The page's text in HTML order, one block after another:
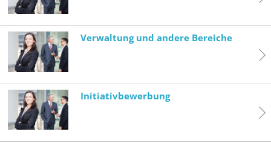
Verwaltung und andere Bereiche
Initiativbewerbung